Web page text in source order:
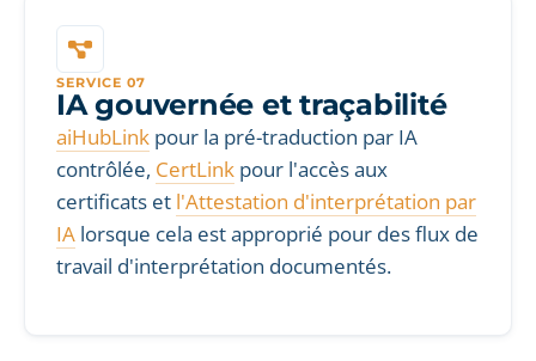
SERVICE 07
IA gouvernée et traçabilité
aiHubLink pour la pré-traduction par IA
contrôlée, CertLink pour l'accès aux
certificats et l'Attestation d'interprétation par
IA lorsque cela est approprié pour des flux de
travail d'interprétation documentés.